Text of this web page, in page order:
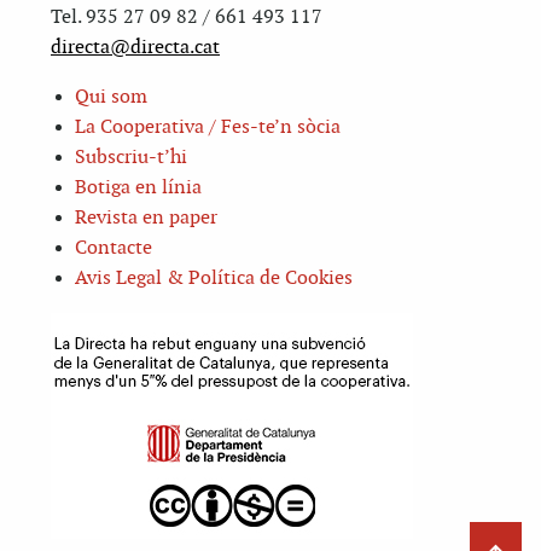
Tel. 935 27 09 82 / 661 493 117
directa@directa.cat
Qui som
La Cooperativa / Fes-te’n sòcia
Subscriu-t’hi
Botiga en línia
Revista en paper
Contacte
Avis Legal & Política de Cookies